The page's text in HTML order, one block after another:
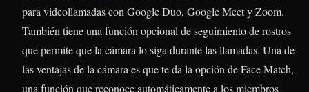
para videollamadas con Google Duo, Google Meet y Zoom.
También tiene una función opcional de seguimiento de rostros
que permite que la cámara lo siga durante las llamadas. Una de
las ventajas de la cámara es que te da la opción de Face Match,
una función que reconoce automáticamente a los miembros